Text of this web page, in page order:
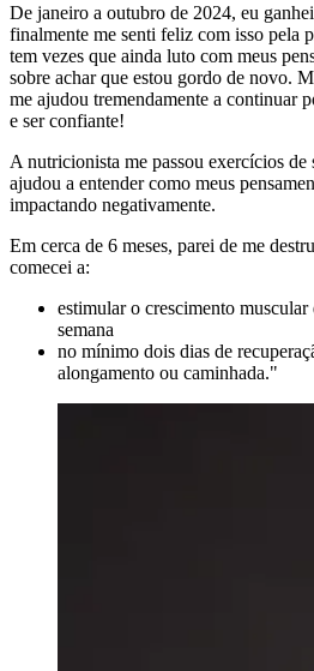
De janeiro a outubro de 2024, eu
finalmente me senti feliz com isso pela
tem vezes que ainda luto com meus
sobre achar que estou gordo de novo.
me ajudou tremendamente a continuar
e ser confiante!
A nutricionista me passou exercícios de
ajudou a entender como meus
impactando negativamente.
Em cerca de 6 meses, parei de me
comecei a:
estimular o crescimento muscular
semana
no mínimo dois dias de
alongamento ou caminhada."